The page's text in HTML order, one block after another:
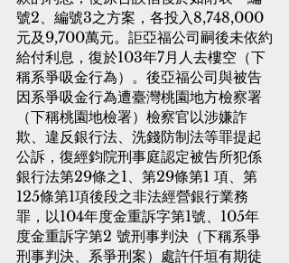
號2、編號3之方案，各投入8,748,000
元及9,700萬元。詎亞福公司嗣後未依約
給付利息，復於103年7月人去樓空（下
稱系爭吸金行為）。後亞福公司與被告
因系爭吸金行為遭臺灣桃園地方檢察署
（下稱桃園地檢署）檢察官以涉嫌詐
欺、違反銀行法、洗錢防制法等罪提起
公訴，復經鈞院刑事庭認定被告所犯係
銀行法第29條之1、第29條第1 項、第
125條第1項後段之非法經營銀行業務
罪，以104年度金重訴字第1號、105年
度金重訴字第2 號刑事判決（下稱系爭
刑事判決、系爭刑案）處許仟垣有期徒